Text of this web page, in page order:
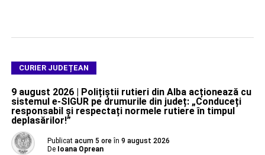
CURIER JUDEȚEAN
9 august 2026 | Polițiștii rutieri din Alba acționează cu
sistemul e-SIGUR pe drumurile din județ: „Conduceți
responsabil și respectați normele rutiere în timpul
deplasărilor!”
Publicat acum 5 ore în 9 august 2026
De Ioana Oprean